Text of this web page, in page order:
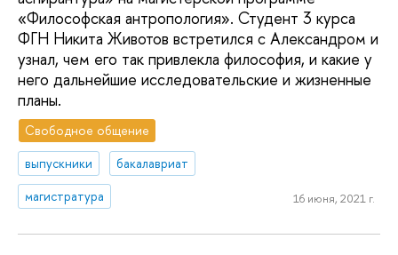
«Философская антропология». Студент 3 курса
ФГН Никита Животов встретился с Александром и
узнал, чем его так привлекла философия, и какие у
него дальнейшие исследовательские и жизненные
планы.
Свободное общение
выпускники
бакалавриат
магистратура
16 июня, 2021 г.